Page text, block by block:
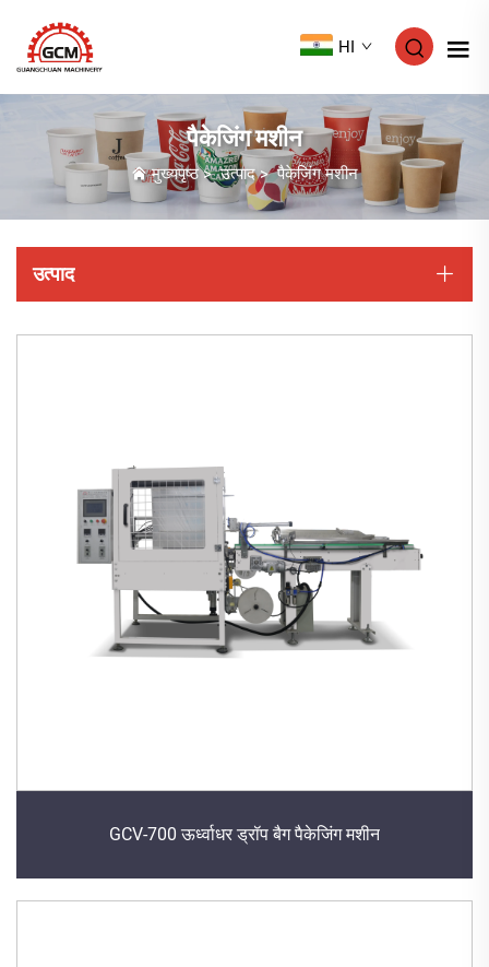
HI
पैकेजिंग मशीन
मुख्यपृष्ठ>उत्पाद>पैकेजिंग मशीन
उत्पाद
GCV-700 ऊर्ध्वाधर ड्रॉप बैग पैकेजिंग मशीन